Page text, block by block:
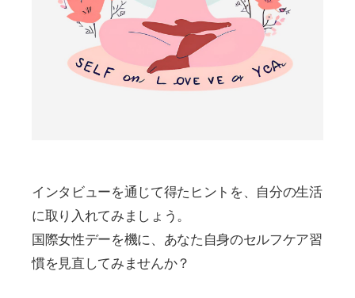
インタビューを通じて得たヒントを、自分の生活
に取り入れてみましょう。
国際女性デーを機に、あなた自身のセルフケア習
慣を見直してみませんか？